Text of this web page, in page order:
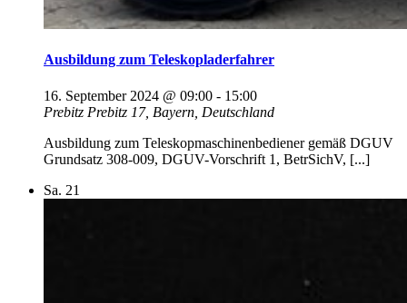
Ausbildung zum Teleskopladerfahrer
16. September 2024 @ 09:00 - 15:00
Prebitz Prebitz 17, Bayern, Deutschland
Ausbildung zum Teleskopmaschinenbediener gemäß DGUV
Grundsatz 308-009, DGUV-Vorschrift 1, BetrSichV, [...]
Sa. 21